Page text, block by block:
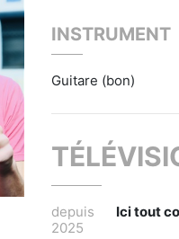
INSTRUMENT
Guitare (bon)
depuis
2025
Ici tout